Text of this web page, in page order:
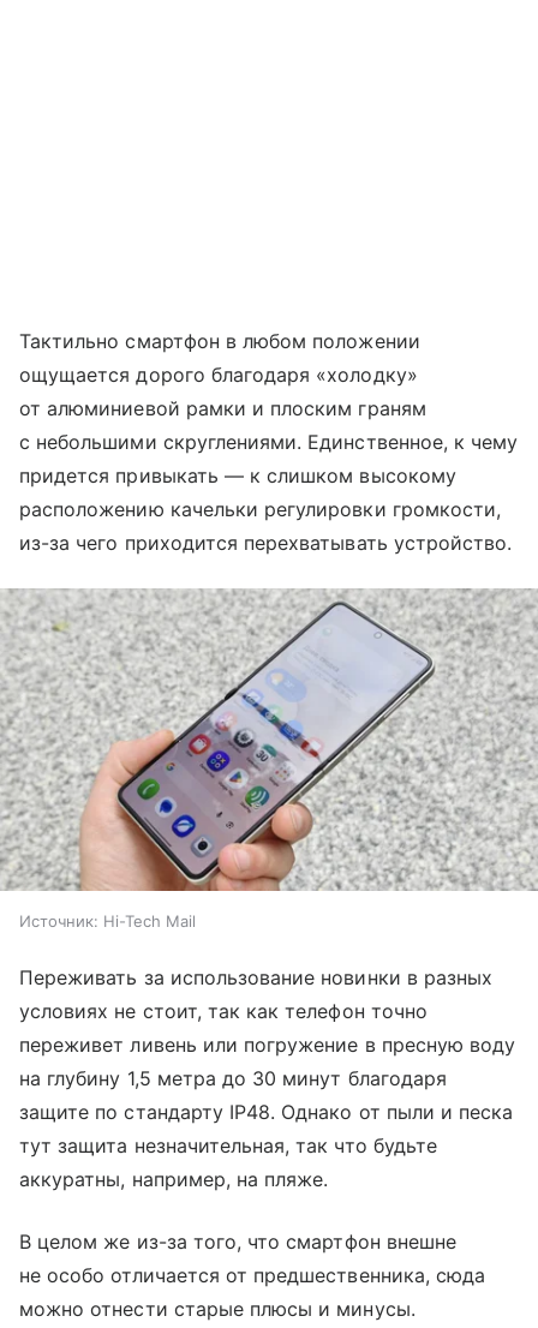
Тактильно смартфон в любом положении
ощущается дорого благодаря «холодку»
от алюминиевой рамки и плоским граням
с небольшими скруглениями. Единственное, к чему
придется привыкать — к слишком высокому
расположению качельки регулировки громкости,
из-за чего приходится перехватывать устройство.
Источник: Hi-Tech Mail
Переживать за использование новинки в разных
условиях не стоит, так как телефон точно
переживет ливень или погружение в пресную воду
на глубину 1,5 метра до 30 минут благодаря
защите по стандарту IP48. Однако от пыли и песка
тут защита незначительная, так что будьте
аккуратны, например, на пляже.
В целом же из-за того, что смартфон внешне
не особо отличается от предшественника, сюда
можно отнести старые плюсы и минусы.